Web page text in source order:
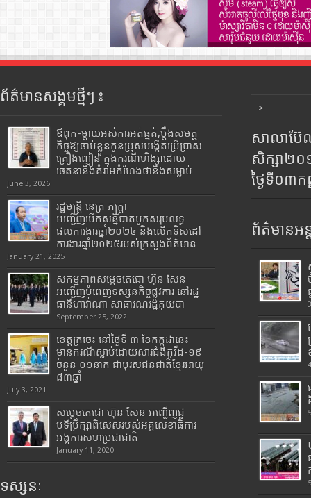
ព័ត៌មានសង្គមថ្មីៗ ៖
ឪពុក-ម្ដាយអស់ការអត់ធ្មត់,ប្ដឹងសមត្ថ
កិច្ចឱ្យចាប់ខ្លួនកូនប្រុសបង្កើតប្រើប្រាស់
គ្រឿងញៀន ក្នុងករណីហិង្សាដោយ
ចេតនានិងគំរាមកំហែងថានឹងសម្លាប់
June 3, 2026
រដ្ឋមន្រ្តី​ នេត្រ​ ភក្ត្រា​
អញ្ជើញបើកសន្និបាតបូកសរុបលទ្ធ
ផលការងារឆ្នាំ២០២៤ និងលើកទិសដៅ
ការងារឆ្នាំ២០២៥របស់​ក្រសួង​ព័ត៌មាន​
January 21, 2025
សកម្មភាពសម្តេចតេជោ ហ៊ុន សែន
អញ្ជើញបំពេញទស្សនកិច្ចផ្លូវការ នៅរដ្ឋ
ធានីហាវ៉ាណា សាធារណរដ្ឋគុយបា
September 25, 2022
ខេត្តក្រចេះ នៅថ្ងៃទី ៣ ខែកក្កដានេះ
មានករណីស្លាប់ដោយសារជំងឺកូវីដ-១៩
ចំនួន ០១នាក់ ជាបុរសជនជាតិខ្មែរអាយុ
៨៣ឆ្នាំ
July 3, 2021
សម្តេចតេជោ ហ៊ុន សែន អញ្ជើញជួ
បទីប្រឹក្សាពិសេសរបស់អគ្គលេខាធិការ
អង្គការសហប្រជាជាតិ
January 11, 2020
ទស្សនៈ
>
សាលាប៊ែ
សិក្សា២
ថ្ងៃទី០៣
ព័ត៌មានអន្